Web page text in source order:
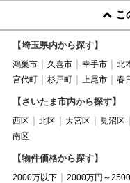
こ
【埼玉県内から探す】
鴻巣市 久喜市 幸手市 北
宮代町
杉戸町 上尾市 春
【さいたま市内から探す】
西区 北区 大宮区 見沼区
南区
【物件価格から探す】
2000万以下 2000万円～